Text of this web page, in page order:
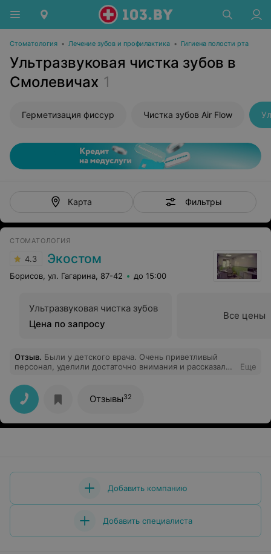
Стоматология • Лечение зубов и профилактика • Гигиена полости рта
Ультразвуковая чистка зубов в
Смолевичах 1
Герметизация фиссур Чистка зубов Air Flow
Карта Фильтры
СТОМАТОЛОГИЯ
4.3 Экостом
Борисов, ул. Гагарина, 87-42 до 15:00
Ультразвуковая чистка зубов
Цена по запросу
Все цены
Отзыв. Были у детского врача. Очень приветливый
персонал, уделили достаточно внимания и рассказали
большое, теперь идём лечить к вам наш зубик
Еще
Отзывы32
Добавить компанию
Добавить специалиста